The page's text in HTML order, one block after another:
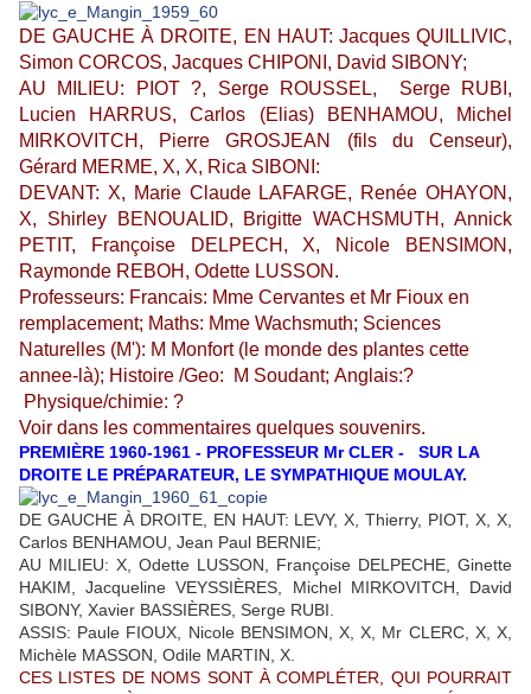
DE GAUCHE À DROITE, EN HAUT: Jacques QUILLIVIC,
Simon CORCOS, Jacques CHIPONI, David SIBONY;
AU MILIEU: PIOT ?, Serge ROUSSEL, Serge RUBI,
Lucien HARRUS, Carlos (Elias) BENHAMOU, Michel
MIRKOVITCH, Pierre GROSJEAN (fils du Censeur),
Gérard MERME, X, X, Rica SIBONI:
DEVANT: X, Marie Claude LAFARGE, Renée OHAYON,
X, Shirley BENOUALID, Brigitte WACHSMUTH, Annick
PETIT, Françoise DELPECH, X, Nicole BENSIMON,
Raymonde REBOH, Odette LUSSON.
Professeurs: Francais: Mme Cervantes et Mr Fioux en
remplacement; Maths: Mme Wachsmuth; Sciences
Naturelles (M'): M Monfort (le monde des plantes cette
annee-là); Histoire /Geo: M Soudant; Anglais:?
Physique/chimie: ?
Voir dans les commentaires quelques souvenirs.
PREMIÈRE 1960-1961 - PROFESSEUR Mr CLER - SUR LA
DROITE LE PRÉPARATEUR, LE SYMPATHIQUE MOULAY.
DE GAUCHE À DROITE, EN HAUT: LEVY, X, Thierry, PIOT, X, X,
Carlos BENHAMOU, Jean Paul BERNIE;
AU MILIEU: X, Odette LUSSON, Françoise DELPECHE, Ginette
HAKIM, Jacqueline VEYSSIÈRES, Michel MIRKOVITCH, David
SIBONY, Xavier BASSIÈRES, Serge RUBI.
ASSIS: Paule FIOUX, Nicole BENSIMON, X, X, Mr CLERC, X, X,
Michèle MASSON, Odile MARTIN, X.
CES LISTES DE NOMS SONT À COMPLÉTER, QUI POURRAIT